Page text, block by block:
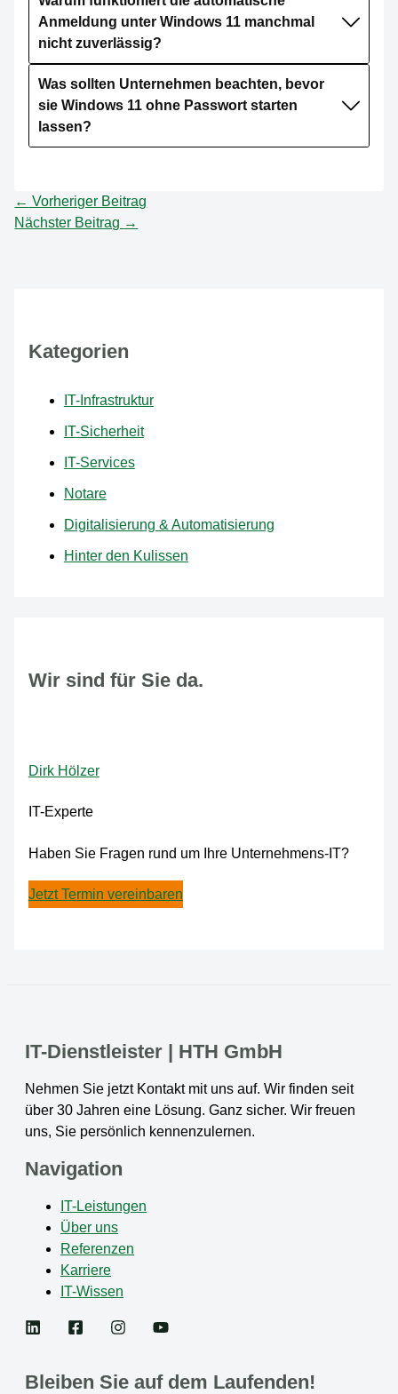
Anmeldung unter Windows 11 manchmal
nicht zuverlässig?
Was sollten Unternehmen beachten, bevor
sie Windows 11 ohne Passwort starten
lassen?
← Vorheriger Beitrag
Nächster Beitrag →
Kategorien
IT-Infrastruktur
IT-Sicherheit
IT-Services
Notare
Digitalisierung & Automatisierung
Hinter den Kulissen
Wir sind für Sie da.
Dirk Hölzer
IT-Experte
Haben Sie Fragen rund um Ihre Unternehmens-IT?
Jetzt Termin vereinbaren
IT-Dienstleister | HTH GmbH
Nehmen Sie jetzt Kontakt mit uns auf. Wir finden seit
über 30 Jahren eine Lösung. Ganz sicher. Wir freuen
uns, Sie persönlich kennenzulernen.
Navigation
IT-Leistungen
Über uns
Referenzen
Karriere
IT-Wissen
Bleiben Sie auf dem Laufenden!